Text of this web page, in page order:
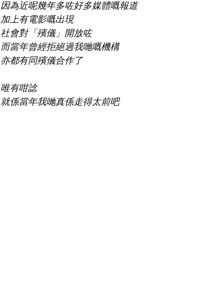
因為近呢幾年多咗好多媒體嘅報道
加上有電影嘅出現
社會對「殯儀」開放咗
而當年曾經拒絕過我哋嘅機構
亦都有同殯儀合作了
唯有咁諗
就係當年我哋真係走得太前吧